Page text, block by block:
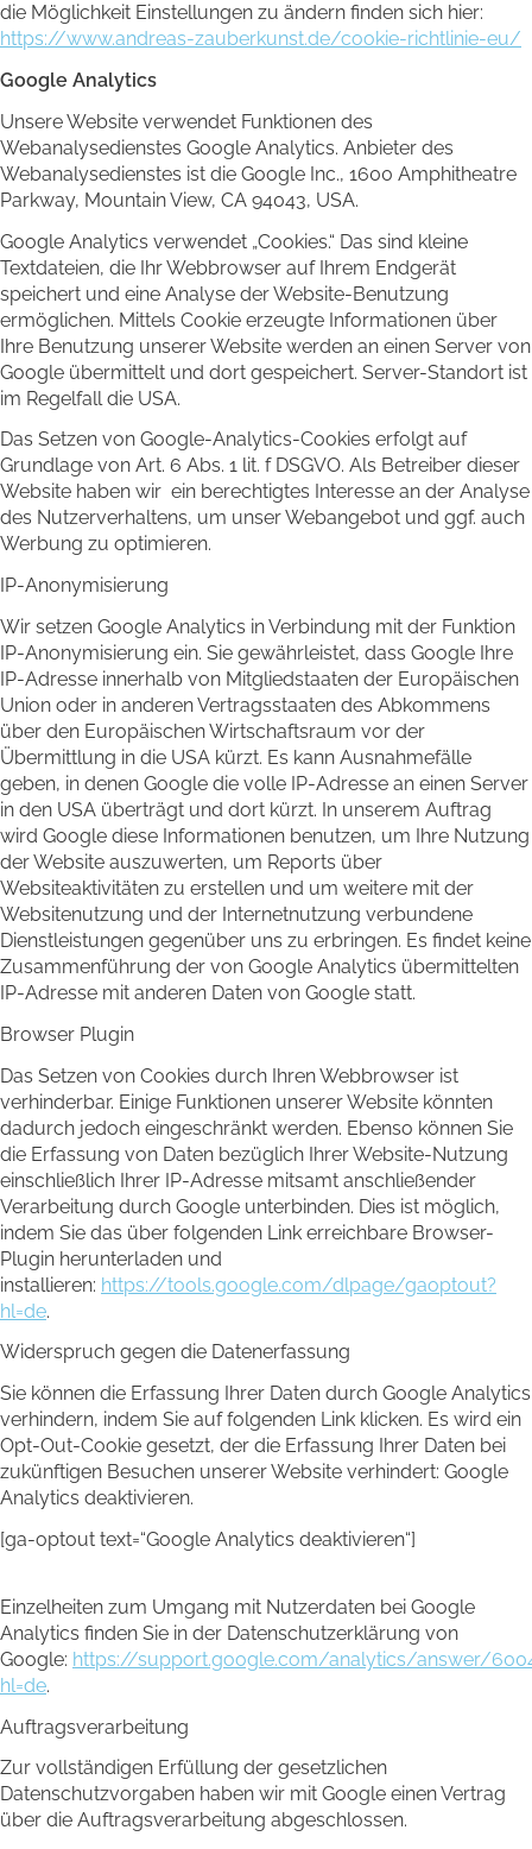
die Möglichkeit Einstellungen zu ändern finden sich hier:
https://www.andreas-zauberkunst.de/cookie-richtlinie-eu/
Google Analytics
Unsere Website verwendet Funktionen des
Webanalysedienstes Google Analytics. Anbieter des
Webanalysedienstes ist die Google Inc., 1600 Amphitheatre
Parkway, Mountain View, CA 94043, USA.
Google Analytics verwendet „Cookies.“ Das sind kleine
Textdateien, die Ihr Webbrowser auf Ihrem Endgerät
speichert und eine Analyse der Website-Benutzung
ermöglichen. Mittels Cookie erzeugte Informationen über
Ihre Benutzung unserer Website werden an einen Server von
Google übermittelt und dort gespeichert. Server-Standort ist
im Regelfall die USA.
Das Setzen von Google-Analytics-Cookies erfolgt auf
Grundlage von Art. 6 Abs. 1 lit. f DSGVO. Als Betreiber dieser
Website haben wir ein berechtigtes Interesse an der Analyse
des Nutzerverhaltens, um unser Webangebot und ggf. auch
Werbung zu optimieren.
IP-Anonymisierung
Wir setzen Google Analytics in Verbindung mit der Funktion
IP-Anonymisierung ein. Sie gewährleistet, dass Google Ihre
IP-Adresse innerhalb von Mitgliedstaaten der Europäischen
Union oder in anderen Vertragsstaaten des Abkommens
über den Europäischen Wirtschaftsraum vor der
Übermittlung in die USA kürzt. Es kann Ausnahmefälle
geben, in denen Google die volle IP-Adresse an einen Server
in den USA überträgt und dort kürzt. In unserem Auftrag
wird Google diese Informationen benutzen, um Ihre Nutzung
der Website auszuwerten, um Reports über
Websiteaktivitäten zu erstellen und um weitere mit der
Websitenutzung und der Internetnutzung verbundene
Dienstleistungen gegenüber uns zu erbringen. Es findet keine
Zusammenführung der von Google Analytics übermittelten
IP-Adresse mit anderen Daten von Google statt.
Browser Plugin
Das Setzen von Cookies durch Ihren Webbrowser ist
verhinderbar. Einige Funktionen unserer Website könnten
dadurch jedoch eingeschränkt werden. Ebenso können Sie
die Erfassung von Daten bezüglich Ihrer Website-Nutzung
einschließlich Ihrer IP-Adresse mitsamt anschließender
Verarbeitung durch Google unterbinden. Dies ist möglich,
indem Sie das über folgenden Link erreichbare Browser-
Plugin herunterladen und
installieren: https://tools.google.com/dlpage/gaoptout?
hl=de.
Widerspruch gegen die Datenerfassung
Sie können die Erfassung Ihrer Daten durch Google Analytics
verhindern, indem Sie auf folgenden Link klicken. Es wird ein
Opt-Out-Cookie gesetzt, der die Erfassung Ihrer Daten bei
zukünftigen Besuchen unserer Website verhindert: Google
Analytics deaktivieren.
[ga-optout text=“Google Analytics deaktivieren“]
Einzelheiten zum Umgang mit Nutzerdaten bei Google
Analytics finden Sie in der Datenschutzerklärung von
Google: https://support.google.com/analytics/answer/
hl=de.
Auftragsverarbeitung
Zur vollständigen Erfüllung der gesetzlichen
Datenschutzvorgaben haben wir mit Google einen Vertrag
über die Auftragsverarbeitung abgeschlossen.